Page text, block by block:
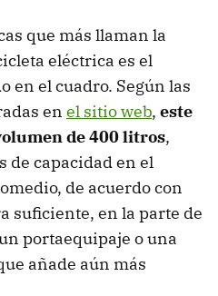
que más llaman la
eléctrica es el
en el cuadro. Según las
en el sitio web, este
de 400 litros,
de capacidad en el
de acuerdo con
suficiente, en la parte de
portaequipaje o una
añade aún más